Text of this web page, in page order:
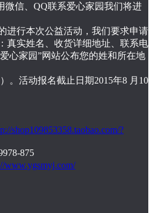
微信、QQ联系爱心家园我们将进
进行本次公益活动，我们要求申请
真实姓名、收货详细地址、联系电
心家园”网站公布您的姓和所在地
。活动报名截止日期2015年8 月10
shop109853358.taobao.com/?
875
www.ygsmyj.com/